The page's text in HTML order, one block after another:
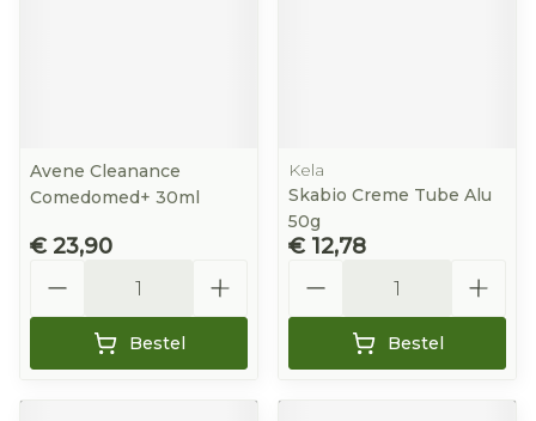
Avene Cleanance
Comedomed+ 30ml
€ 23,90
Bestel
Kela
Skabio Creme Tube Alu
50g
€ 12,78
Bestel